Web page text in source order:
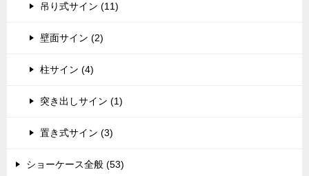
吊り式サイン (11)
壁面サイン (2)
柱サイン (4)
突き出しサイン (1)
置き式サイン (3)
ショーケース全般 (53)